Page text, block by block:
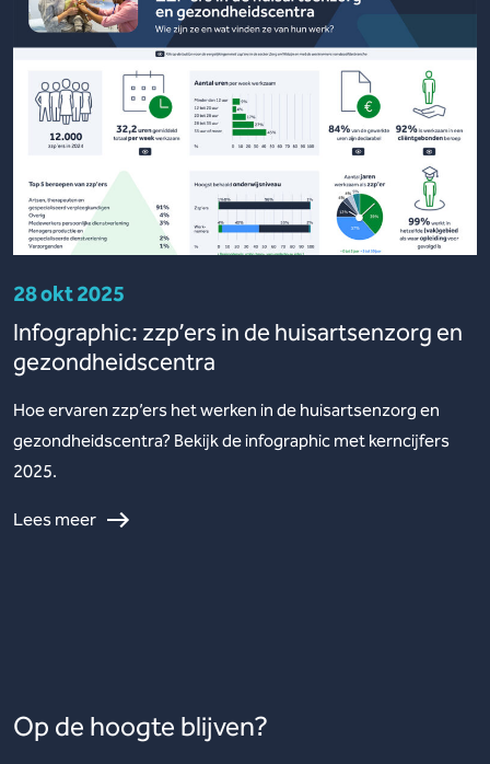
28 okt 2025
Infographic: zzp’ers in de huisartsenzorg en
gezondheidscentra
Hoe ervaren zzp’ers het werken in de huisartsenzorg en
gezondheidscentra? Bekijk de infographic met kerncijfers
2025.
Lees meer
Op de hoogte blijven?